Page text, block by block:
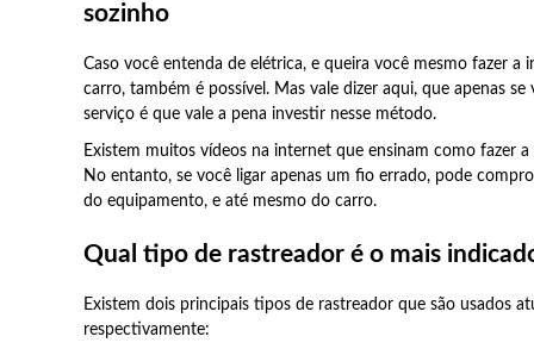
sozinho
Caso você entenda de elétrica, e queira você mesmo fazer a
carro, também é possível. Mas vale dizer aqui, que apenas
serviço é que vale a pena investir nesse método.
Existem muitos vídeos na internet que ensinam como fazer
No entanto, se você ligar apenas um fio errado, pode
do equipamento, e até mesmo do carro.
Qual tipo de rastreador é o mais
Existem dois principais tipos de rastreador que são usados
respectivamente: